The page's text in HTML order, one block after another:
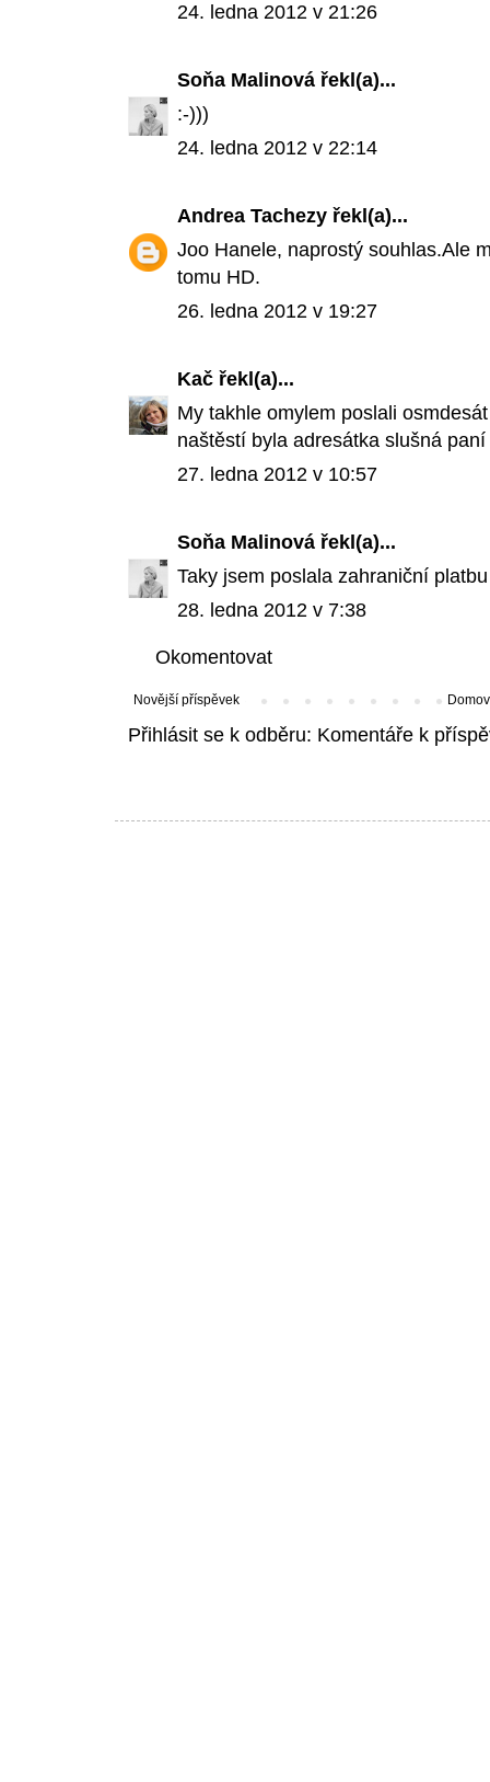
24. ledna 2012 v 21:26
Soňa Malinová řekl(a)...
:-)))
24. ledna 2012 v 22:14
Andrea Tachezy řekl(a)...
Joo Hanele, naprostý souhlas.Ale
tomu HD.
26. ledna 2012 v 19:27
Kač řekl(a)...
My takhle omylem poslali
naštěstí byla adresátka slušná
27. ledna 2012 v 10:57
Soňa Malinová řekl(a)...
Taky jsem poslala zahraniční
28. ledna 2012 v 7:38
Okomentovat
Novější příspěvek
Přihlásit se k odběru: Komentáře k